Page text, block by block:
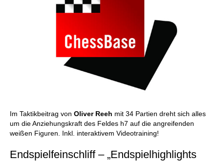
Im Taktikbeitrag von Oliver Reeh mit 34 Partien dreht sich alles
um die Anziehungskraft des Feldes h7 auf die angreifenden
weißen Figuren. Inkl. interaktivem Videotraining!
Endspielfeinschliff – „Endspielhighlights